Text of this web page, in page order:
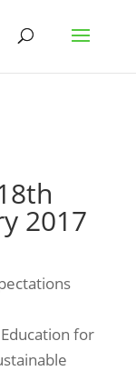
2017
for